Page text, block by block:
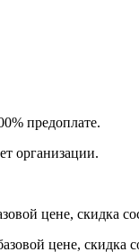
предоплате.
организации.
цене, скидка
цене, скидка